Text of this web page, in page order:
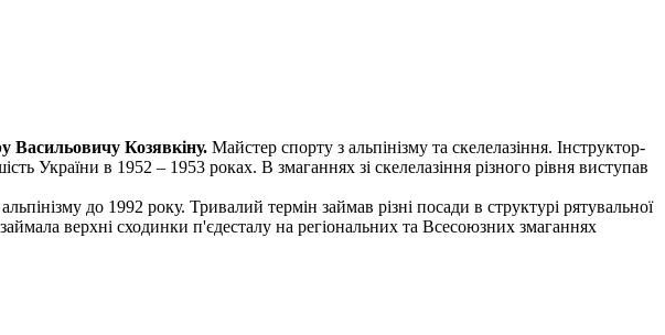
Васильовичу Козявкіну. Майстер спорту з альпінізму та скелелазіння. Інструктор-
України в 1952 – 1953 роках. В змаганнях зі скелелазіння різного рівня виступав
до 1992 року. Тривалий термін займав різні посади в структурі рятувальної
верхні сходинки п'єдесталу на регіональних та Всесоюзних змаганнях